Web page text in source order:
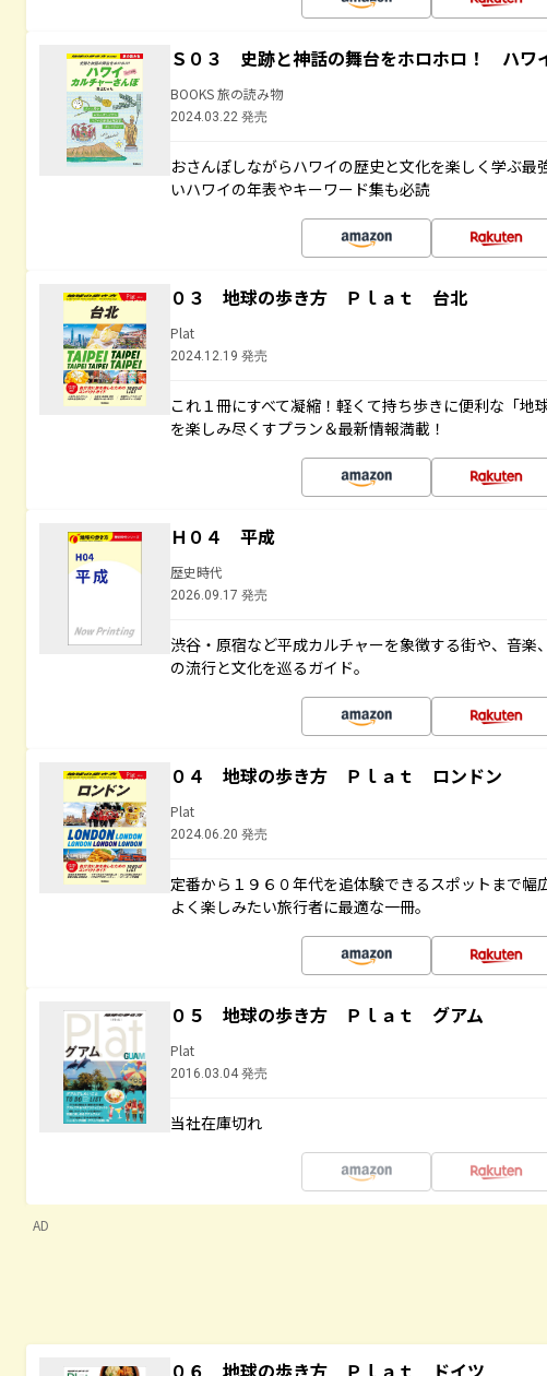
Ｓ０３ 史跡と神話の舞台をホロホロ！ ハワ
BOOKS 旅の読み物
2024.03.22 発売
おさんぽしながらハワイの歴史と文化を楽しく学ぶ最
いハワイの年表やキーワード集も必読
０３ 地球の歩き方 Ｐｌａｔ 台北
Plat
2024.12.19 発売
これ１冊にすべて凝縮！軽くて持ち歩きに便利な「地
を楽しみ尽くすプラン＆最新情報満載！
Ｈ０４ 平成
歴史時代
2026.09.17 発売
渋谷・原宿など平成カルチャーを象徴する街や、音
の流行と文化を巡るガイド。
０４ 地球の歩き方 Ｐｌａｔ ロンドン
Plat
2024.06.20 発売
定番から１９６０年代を追体験できるスポットまで
よく楽しみたい旅行者に最適な一冊。
０５ 地球の歩き方 Ｐｌａｔ グアム
Plat
2016.03.04 発売
当社在庫切れ
AD
０６ 地球の歩き方 Ｐｌａｔ ドイツ